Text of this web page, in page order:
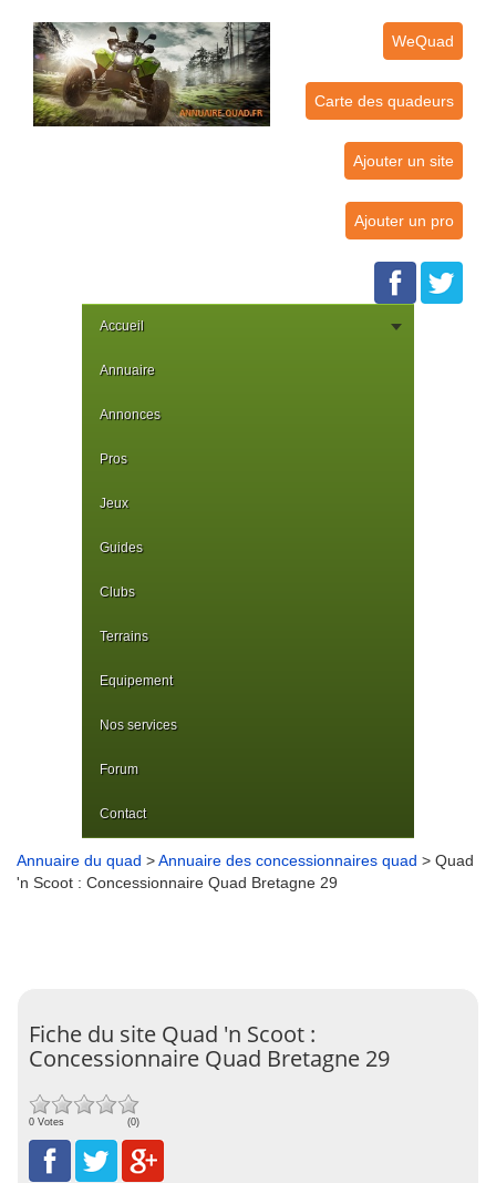
WeQuad
Carte des quadeurs
Ajouter un site
Ajouter un pro
Accueil
Annuaire
Annonces
Pros
Jeux
Guides
Clubs
Terrains
Equipement
Nos services
Forum
Contact
Annuaire du quad >Annuaire des concessionnaires quad > Quad
'n Scoot : Concessionnaire Quad Bretagne 29
Fiche du site Quad 'n Scoot :
Concessionnaire Quad Bretagne 29
0 Votes (0)